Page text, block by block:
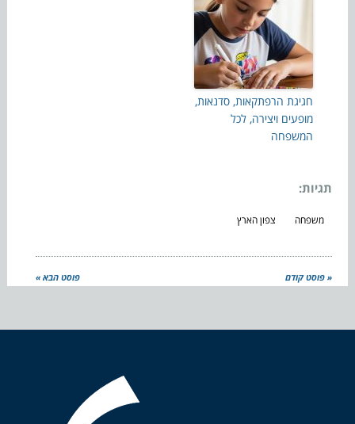
חגיגת הרפתקאות, סדנאות,
מופעים ויצירה, לכל
המשפחה
תגיות:
משפחה צפון הארץ
« פוסט קודם פוסט הבא »